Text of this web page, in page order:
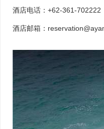
酒店电话：+62-361-702222
酒店邮箱：